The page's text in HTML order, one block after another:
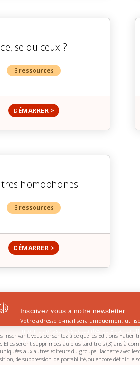
ce, se ou ceux ?
3 ressources
DÉMARRER >
homophones
3 ressources
DÉMARRER >
Inscrivez vous à notre newsletter
Votre adresse e-mail sera uniquement
à tout moment. Pour plus d’informations,
inscrivant, vous consentez à ce que les Editions Hatier
Elles seront supprimées au plus tard trois (3) ans à
aux autres éditeurs du groupe Hachette avec
de suppression, de portabilité, ou encore définir le